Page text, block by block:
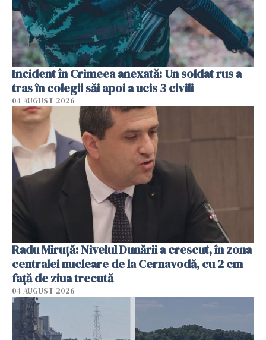
Incident în Crimeea anexată: Un soldat rus a
tras în colegii săi apoi a ucis 3 civili
04 AUGUST 2026
Radu Miruţă: Nivelul Dunării a crescut, în zona
centralei nucleare de la Cernavodă, cu 2 cm
faţă de ziua trecută
04 AUGUST 2026